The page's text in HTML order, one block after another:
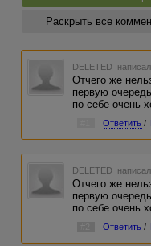
Раскрыть все
DELETED
Отчего же
первую
по себе очень
Ответить /
DELETED
Отчего же
первую
по себе очень
Ответить /